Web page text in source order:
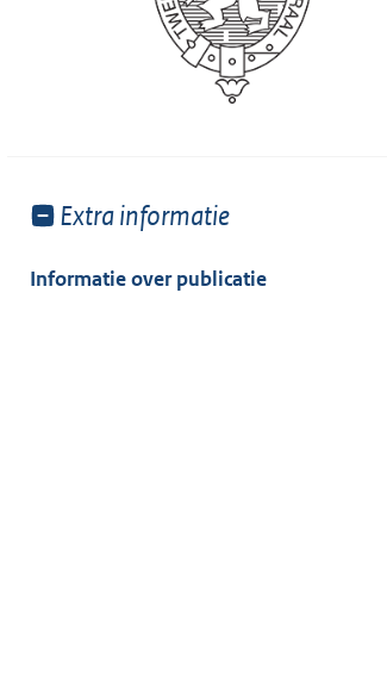
Toon
van:
Extra informatie
Informatie over publicatie